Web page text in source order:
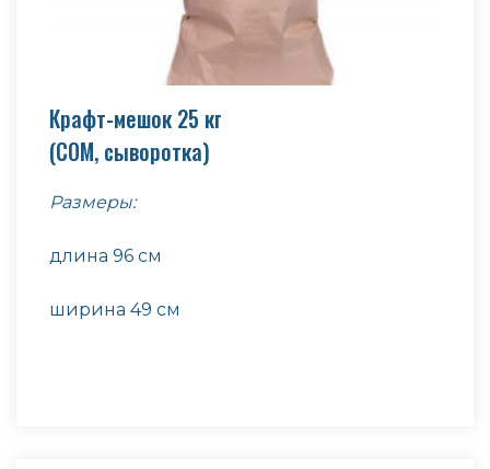
Крафт-мешок 25 кг
(СОМ, сыворотка)
Размеры:
длина 96 см
ширина 49 см